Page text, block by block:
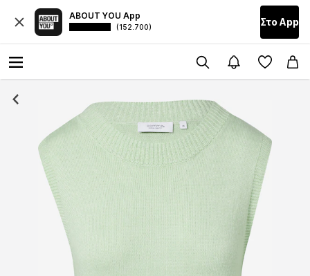
ABOUT YOU App
(152.700) Στο Αpp